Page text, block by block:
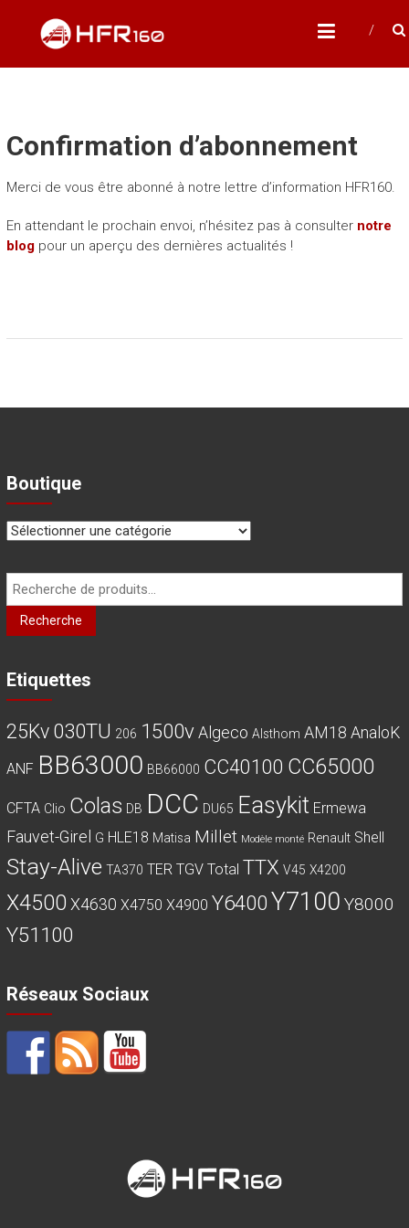
content
HFR160
Modélisme ferroviaire à l'échelle N
Confirmation d’abonnement
Merci de vous être abonné à notre lettre d’information HFR160.
En attendant le prochain envoi, n’hésitez pas à consulter notre
blogpour un aperçu des dernières actualités !
Boutique
Recherche
pour :
Recherche
Etiquettes
25Kv 030TU 206 1500v Algeco Alsthom AM18 AnaloK
ANF BB63000 BB66000 CC40100 CC65000
CFTA Clio Colas DB DCC DU65 Easykit Ermewa
Fauvet-Girel G HLE18 Matisa Millet Modèle monté Renault Shell
Stay-Alive TA370 TER TGV Total TTX V45 X4200
X4500 X4630 X4750 X4900 Y6400Y7100 Y8000
Y51100
Réseaux Sociaux